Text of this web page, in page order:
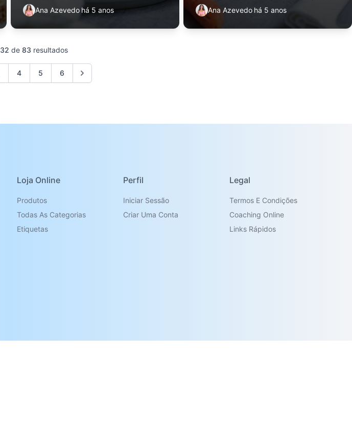
Ana Azevedo há 5 anos
almoço ou lanche completo.
Ana Azevedo há 5 anos
32 de 83 resultados
4 5 6
Loja Online
Produtos
Todas As Categorias
Etiquetas
Perfil
Iniciar Sessão
Criar Uma Conta
Legal
Termos E Condições
Coaching Online
Links Rápidos